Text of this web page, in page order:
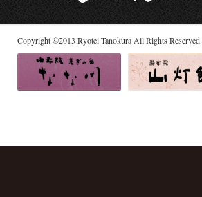
Copyright©2013 Ryotei Tanokura All Rights Reserved.